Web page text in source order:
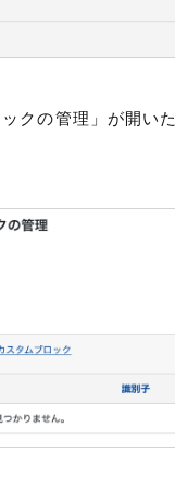
ックの管理」が開い